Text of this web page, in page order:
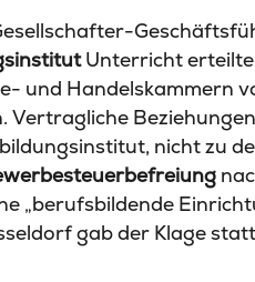
Unterricht
und Handelskammern
Vertragliche
nicht zu
„berufsbildende
gab der Klage